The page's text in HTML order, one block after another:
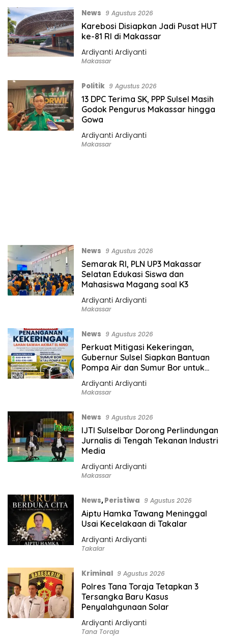
s
s
a
r
.
m
News 9 Agustus 2026
Karebosi Disiapkan Jadi Pusat HUT
ke-81 RI di Makassar
Ardiyanti Ardiyanti
Makassar
Politik 9 Agustus 2026
13 DPC Terima SK, PPP Sulsel Masih
Godok Pengurus Makassar hingga
Gowa
Ardiyanti Ardiyanti
Makassar
News 9 Agustus 2026
Semarak RI, PLN UP3 Makassar
Selatan Edukasi Siswa dan
Mahasiswa Magang soal K3
Ardiyanti Ardiyanti
Makassar
News 9 Agustus 2026
Perkuat Mitigasi Kekeringan,
Gubernur Sulsel Siapkan Bantuan
Pompa Air dan Sumur Bor untuk
Wilayah Petanian
Ardiyanti Ardiyanti
Makassar
News 9 Agustus 2026
IJTI Sulselbar Dorong Perlindungan
Jurnalis di Tengah Tekanan Industri
Media
Ardiyanti Ardiyanti
Makassar
News,Peristiwa 9 Agustus 2026
Aiptu Hamka Tawang Meninggal
Usai Kecelakaan di Takalar
Ardiyanti Ardiyanti
Takalar
Kriminal 9 Agustus 2026
Polres Tana Toraja Tetapkan 3
Tersangka Baru Kasus
Penyalahgunaan Solar
Ardiyanti Ardiyanti
Tana Toraja